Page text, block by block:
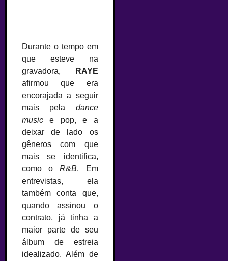
Durante o tempo em
que esteve na
gravadora,
RAYE
afirmou que era
encorajada a seguir
mais pela dance
music e pop, e a
deixar de lado os
gêneros com que
mais se identifica,
como oR&B. Em
entrevistas, ela
também conta que,
quando assinou o
contrato, já tinha a
maior parte de seu
álbum de estreia
idealizado. Além de